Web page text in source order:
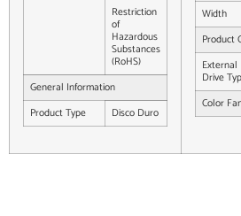
Restriction
of
Hazardous
Substances
(RoHS)
General Information
Product Type
Disco Duro
Width
Product
External
Drive
Color